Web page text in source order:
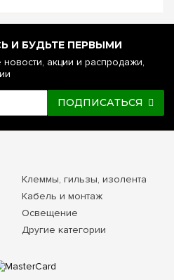
И БУДЬТЕ ПЕРВЫМИ
акции и распродажи,
ПОДПИСАТЬСЯ
Клеммы, гильзы, изолента
Кабель и монтаж
Освещение
Другие категории